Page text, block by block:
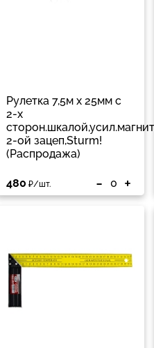
Рулетка 7,5м x 25мм с
2-х
2-ой зацеп,Sturm!
(Распродажа)
480 ₽/шт. - +